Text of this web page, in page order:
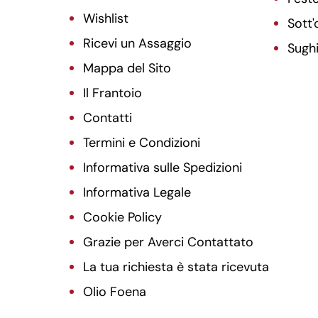
Wishlist
Ricevi un Assaggio
Mappa del Sito
Il Frantoio
Contatti
Termini e Condizioni
Informativa sulle Spedizioni
Informativa Legale
Cookie Policy
Grazie per Averci Contattato
La tua richiesta è stata ricevuta
Olio Foena
Sughi